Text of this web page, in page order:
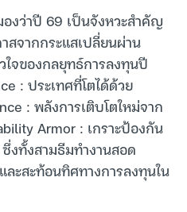
งว่าปี 69 เป็นจังหวะสำคัญ
สจากกระแสเปลี่ยนผ่าน
จของกลยุทธ์การลงทุนปี
: ประเทศที่โตได้ด้วย
: พลังการเติบโตใหม่จาก
Armor : เกราะป้องกัน
งทั้งสามธีมทำงานสอด
ะสะท้อนทิศทางการลงทุนใน